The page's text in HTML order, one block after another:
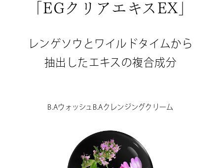
「EGクリアエキスEX」
レンゲソウとワイルドタイムから
抽出したエキスの複合成分
B.Aウォッシュ B.Aクレンジングクリーム